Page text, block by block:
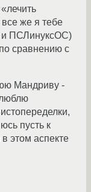
же я тебе
и ПСЛинуксОС)
сравнению с
Мандриву -
пусть к
этом аспекте